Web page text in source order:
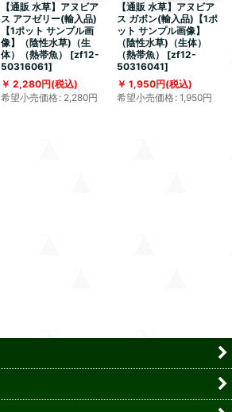
【通販 水草】アヌビア
ス アフゼリー(輸入品)
【1ポット サンプル画
像】（陰性水草)（生
体）（熱帯魚）
[zf12-
50316061]
2,280円(税込)
希望小売価格: 2,280円
【通販 水草】アヌビア
ス ガボン(輸入品)【1ポ
ット サンプル画像】
（陰性水草)（生体）
（熱帯魚）
[zf12-
50316041]
1,950円(税込)
希望小売価格: 1,950円